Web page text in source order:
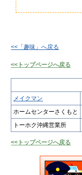
<<「趣味」へ戻る
<<トップページへ戻る
メイクマン
ホームセンターさくもと
トーホク沖縄営業所
<<トップページへ戻る